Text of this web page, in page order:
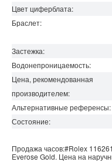
Цвет циферблата:
Браслет:
Застежка:
Водонепроницаемость:
Цена, рекомендованная
производителем:
Альтернативные референсы:
Состояние:
Продажа часов:#Rolex
Everose Gold. Цена на